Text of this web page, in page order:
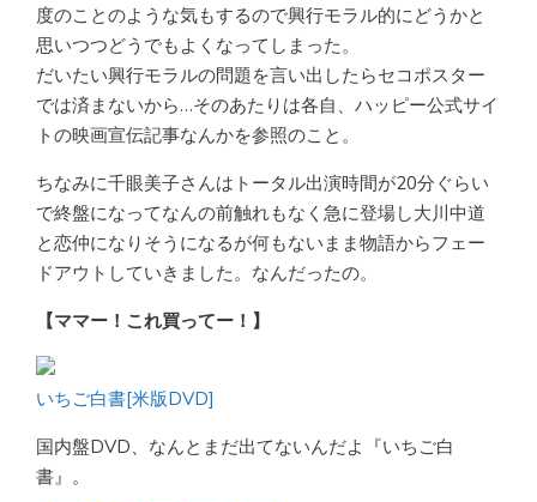
度のことのような気もするので興行モラル的にどうかと
思いつつどうでもよくなってしまった。
だいたい興行モラルの問題を言い出したらセコポスター
では済まないから…そのあたりは各自、ハッピー公式サイ
トの映画宣伝記事なんかを参照のこと。
ちなみに千眼美子さんはトータル出演時間が20分ぐらい
で終盤になってなんの前触れもなく急に登場し大川中道
と恋仲になりそうになるが何もないまま物語からフェー
ドアウトしていきました。なんだったの。
【ママー！これ買ってー！】
いちご白書[米版DVD]
国内盤DVD、なんとまだ出てないんだよ『いちご白
書』。